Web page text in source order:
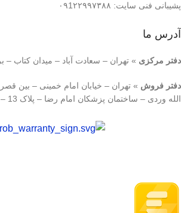
پشیبانی فنی سایت: ۰۹1۲۲۹۹۷۳۸۸
آدرس ما
دفتر مرکزی » تهران – سعادت آباد – میدان کتاب –
دفتر فروش » تهران – خیابان امام خمینی – بین
الله وردی – ساختمان پزشکان امام رضا – پلاک 13 – واحد 12